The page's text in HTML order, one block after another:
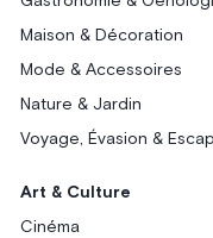
Maison & Décoration
Mode & Accessoires
Nature & Jardin
Voyage, Évasion &
Art & Culture
Cinéma